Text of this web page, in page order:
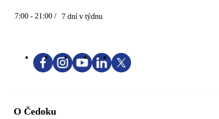
7:00 - 21:00 / 7 dní v týdnu
O Čedoku